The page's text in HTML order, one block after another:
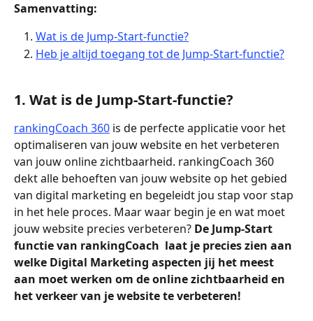
Samenvatting:
Wat is de Jump-Start-functie?
Heb je altijd toegang tot de Jump-Start-functie?
1. Wat is de Jump-Start-functie?
rankingCoach 360 is de perfecte applicatie voor het
optimaliseren van jouw website en het verbeteren
van jouw online zichtbaarheid. rankingCoach 360
dekt alle behoeften van jouw website op het gebied
van digital marketing en begeleidt jou stap voor stap
in het hele proces. Maar waar begin je en wat moet
jouw website precies verbeteren? De Jump-Start
functie van rankingCoach  laat je precies zien aan
welke Digital Marketing aspecten jij het meest
aan moet werken om de online zichtbaarheid en
het verkeer van je website te verbeteren!